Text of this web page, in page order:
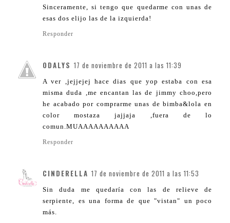
Sinceramente, si tengo que quedarme con unas de
esas dos elijo las de la izquierda!
Responder
ODALYS 17 de noviembre de 2011 a las 11:39
A ver ,jejjejej hace dias que yop estaba con esa
misma duda ,me encantan las de jimmy choo,pero
he acabado por comprarme unas de bimba&lola en
color mostaza jajjaja ,fuera de lo
comun.MUAAAAAAAAAA
Responder
CINDERELLA 17 de noviembre de 2011 a las 11:53
Sin duda me quedaría con las de relieve de
serpiente, es una forma de que "vistan" un poco
más.